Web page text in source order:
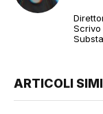
Scrivo
ARTICOLI